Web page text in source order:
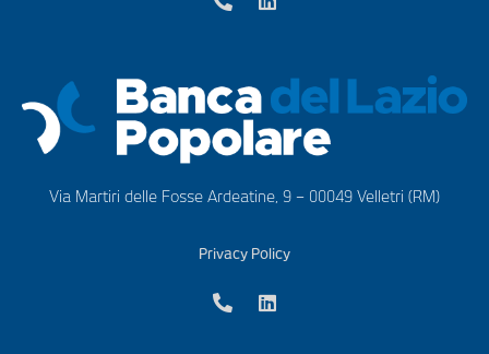
Via Martiri delle Fosse Ardeatine, 9 – 00049 Velletri (RM)
Privacy Policy